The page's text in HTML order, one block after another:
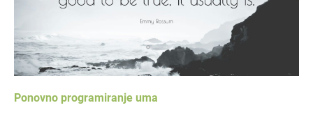
Ponovno programiranje uma